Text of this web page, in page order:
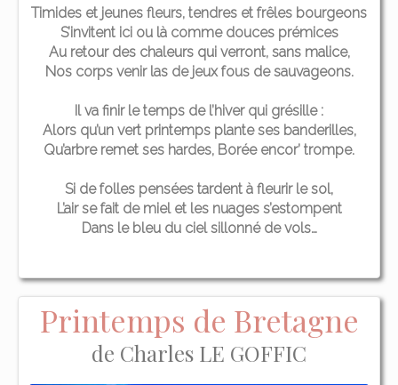
Timides et jeunes fleurs, tendres et frêles bourgeons
S’invitent ici ou là comme douces prémices
Au retour des chaleurs qui verront, sans malice,
Nos corps venir las de jeux fous de sauvageons.
Il va finir le temps de l’hiver qui grésille :
Alors qu’un vert printemps plante ses banderilles,
Qu’arbre remet ses hardes, Borée encor’ trompe.
Si de folles pensées tardent à fleurir le sol,
L’air se fait de miel et les nuages s’estompent
Dans le bleu du ciel sillonné de vols…
Printemps de Bretagne
de Charles LE GOFFIC